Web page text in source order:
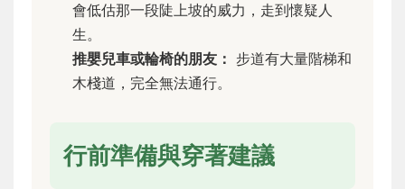
會低估那一段陡上坡的威力，走到懷疑人
生。
推嬰兒車或輪椅的朋友： 步道有大量階梯和
木棧道，完全無法通行。
行前準備與穿著建議